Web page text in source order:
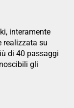
interamente
realizzata su
di 40 passaggi
gli